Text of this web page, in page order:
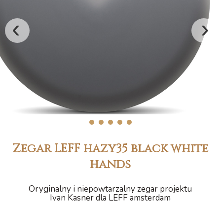
‹ ›
1 2 3 4 5
Zegar LEFF hazy35 black white
hands
Oryginalny i niepowtarzalny zegar projektu
Ivan Kasner dla LEFF amsterdam